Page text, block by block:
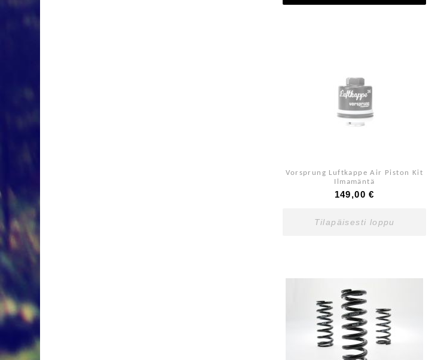
Vorsprung Luftkappe Air Piston Kit
Ilmamäntä
149,00 €
Tilapäisesti loppu